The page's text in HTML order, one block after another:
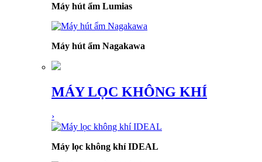
Máy hút ẩm Lumias
Máy hút ẩm Nagakawa
MÁY LỌC KHÔNG KHÍ
›
Máy lọc không khí IDEAL